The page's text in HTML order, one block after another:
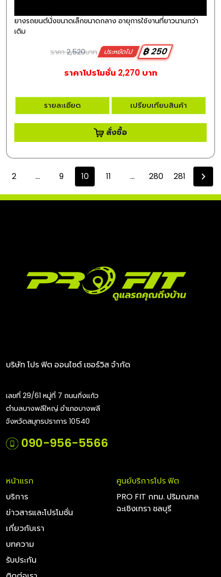
ยางรถยนต์นั่งขนาดเล็กขนาดกลาง อายุการใช้งานที่ยาวนานกว่า
เดิม
ราคา2,520บาท ประหยัดไป
฿ 250
ราคาโปรโมชั่น 2,270 บาท
รายละเอียด เปรียบเทียบสินค้า
สั่งซื้อ
2 ... 9 10 11 ... 280 281
บริษัท โปร ฟิต ออนไซต์ เซอร์วิส จำกัด
เลขที่ 29/61 หมู่ที่ 7 ถนนกิ่งแก้ว
ตำบลบางพลีใหญ่ อำเภอบางพลี
จังหวัดสมุทรปราการ 10540
090-956-5566
หน้าแรก
บริการ
ข่าวสารและโปรโมชั่น
เกี่ยวกับเรา
บทความ
รับประกัน
ศูนย์บริการโปร ฟิต
PRO FIT กทม. ปริมณฑล
ฉะเชิงเทรา ชลบุรี